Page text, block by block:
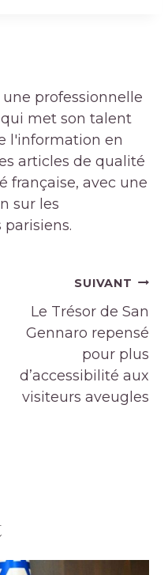
professionnelle
met son talent
l'information en
articles de qualité
française, avec une
sur les
SUIVANT
Le Trésor de San
Gennaro repensé
pour plus
d’accessibilité aux
visiteurs aveugles